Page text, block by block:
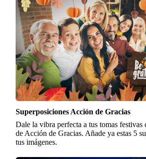
Superposiciones Acción de Gracias
Dale la vibra perfecta a tus tomas festivas
de Acción de Gracias. Añade ya estas 5
tus imágenes.